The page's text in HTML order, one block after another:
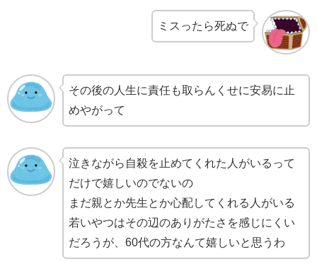
ミスったら死ぬで
その後の人生に責任も取らんくせに安易に止
めやがって
泣きながら自殺を止めてくれた人がいるって
だけで嬉しいのでないの
まだ親とか先生とか心配してくれる人がいる
若いやつはその辺のありがたさを感じにくい
だろうが、60代の方なんて嬉しいと思うわ